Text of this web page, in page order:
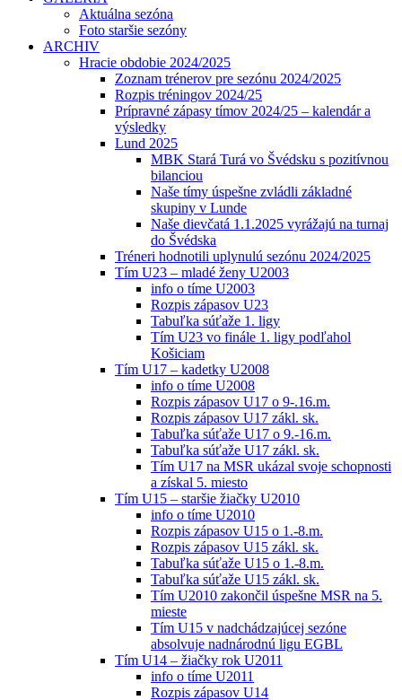
Aktuálna sezóna
Foto staršie sezóny
ARCHIV
Hracie obdobie 2024/2025
Zoznam trénerov pre sezónu 2024/2025
Rozpis tréningov 2024/25
Prípravné zápasy tímov 2024/25 – kalendár a
výsledky
Lund 2025
MBK Stará Turá vo Švédsku s pozitívnou
bilanciou
Naše tímy úspešne zvládli základné
skupiny v Lunde
Naše dievčatá 1.1.2025 vyrážajú na turnaj
do Švédska
Tréneri hodnotili uplynulú sezónu 2024/2025
Tím U23 – mladé ženy U2003
info o tíme U2003
Rozpis zápasov U23
Tabuľka súťaže 1. ligy
Tím U23 vo finále 1. ligy podľahol
Košiciam
Tím U17 – kadetky U2008
info o tíme U2008
Rozpis zápasov U17 o 9-.16.m.
Rozpis zápasov U17 zákl. sk.
Tabuľka súťaže U17 o 9.-16.m.
Tabuľka súťaže U17 zákl. sk.
Tím U17 na MSR ukázal svoje schopnosti
a získal 5. miesto
Tím U15 – staršie žiačky U2010
info o tíme U2010
Rozpis zápasov U15 o 1.-8.m.
Rozpis zápasov U15 zákl. sk.
Tabuľka súťaže U15 o 1.-8.m.
Tabuľka súťaže U15 zákl. sk.
Tím U2010 zakončil úspešne MSR na 5.
mieste
Tím U15 v nadchádzajúcej sezóne
absolvuje nadnárodnú ligu EGBL
Tím U14 – žiačky rok U2011
info o tíme U2011
Rozpis zápasov U14